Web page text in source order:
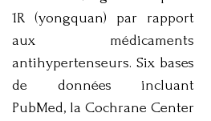
1R (yongquan) par rapport
aux médicaments
antihypertenseurs. Six bases
de données incluant
PubMed, la Cochrane Center